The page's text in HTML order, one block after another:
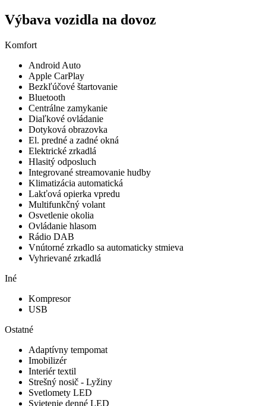
Výbava vozidla na dovoz
Komfort
Android Auto
Apple CarPlay
Bezkľúčové štartovanie
Bluetooth
Centrálne zamykanie
Diaľkové ovládanie
Dotyková obrazovka
El. predné a zadné okná
Elektrické zrkadlá
Hlasitý odposluch
Integrované streamovanie hudby
Klimatizácia automatická
Lakťová opierka vpredu
Multifunkčný volant
Osvetlenie okolia
Ovládanie hlasom
Rádio DAB
Vnútorné zrkadlo sa automaticky stmieva
Vyhrievané zrkadlá
Iné
Kompresor
USB
Ostatné
Adaptívny tempomat
Imobilizér
Interiér textil
Strešný nosič - Lyžiny
Svetlomety LED
Svietenie denné LED